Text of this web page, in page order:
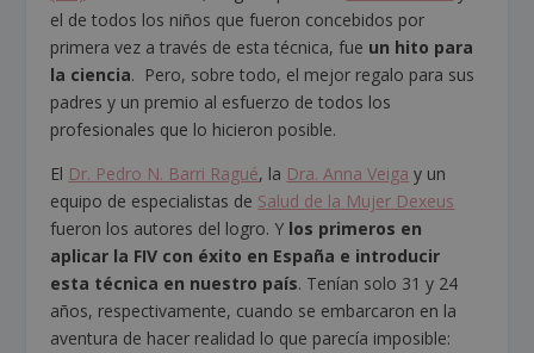
el de todos los niños que fueron concebidos por
primera vez a través de esta técnica, fue un hito para
la ciencia. Pero, sobre todo, el mejor regalo para sus
padres y un premio al esfuerzo de todos los
profesionales que lo hicieron posible.
El Dr. Pedro N. Barri Ragué, la Dra. Anna Veiga y un
equipo de especialistas de Salud de la Mujer Dexeus
fueron los autores del logro. Y los primeros en
aplicar la FIV con éxito en España e introducir
esta técnica en nuestro país. Tenían solo 31 y 24
años, respectivamente, cuando se embarcaron en la
aventura de hacer realidad lo que parecía imposible: